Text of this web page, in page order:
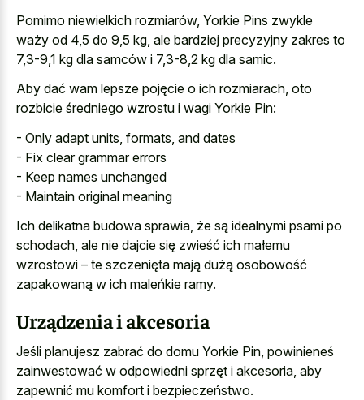
Pomimo niewielkich rozmiarów, Yorkie Pins zwykle
waży od 4,5 do 9,5 kg, ale bardziej precyzyjny zakres to
7,3-9,1 kg dla samców i 7,3-8,2 kg dla samic.
Aby dać wam lepsze pojęcie o ich rozmiarach, oto
rozbicie średniego wzrostu i wagi Yorkie Pin:
- Only adapt units, formats, and dates
- Fix clear grammar errors
- Keep names unchanged
- Maintain original meaning
Ich delikatna budowa sprawia, że są idealnymi psami po
schodach, ale nie dajcie się zwieść ich małemu
wzrostowi – te szczenięta mają dużą osobowość
zapakowaną w ich maleńkie ramy.
Urządzenia i akcesoria
Jeśli planujesz zabrać do domu Yorkie Pin, powinieneś
zainwestować w odpowiedni sprzęt i akcesoria, aby
zapewnić mu komfort i bezpieczeństwo.